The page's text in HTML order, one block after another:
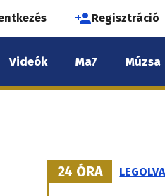
Regisztráció
Videók Ma7 Múzsa
24 ÓRA